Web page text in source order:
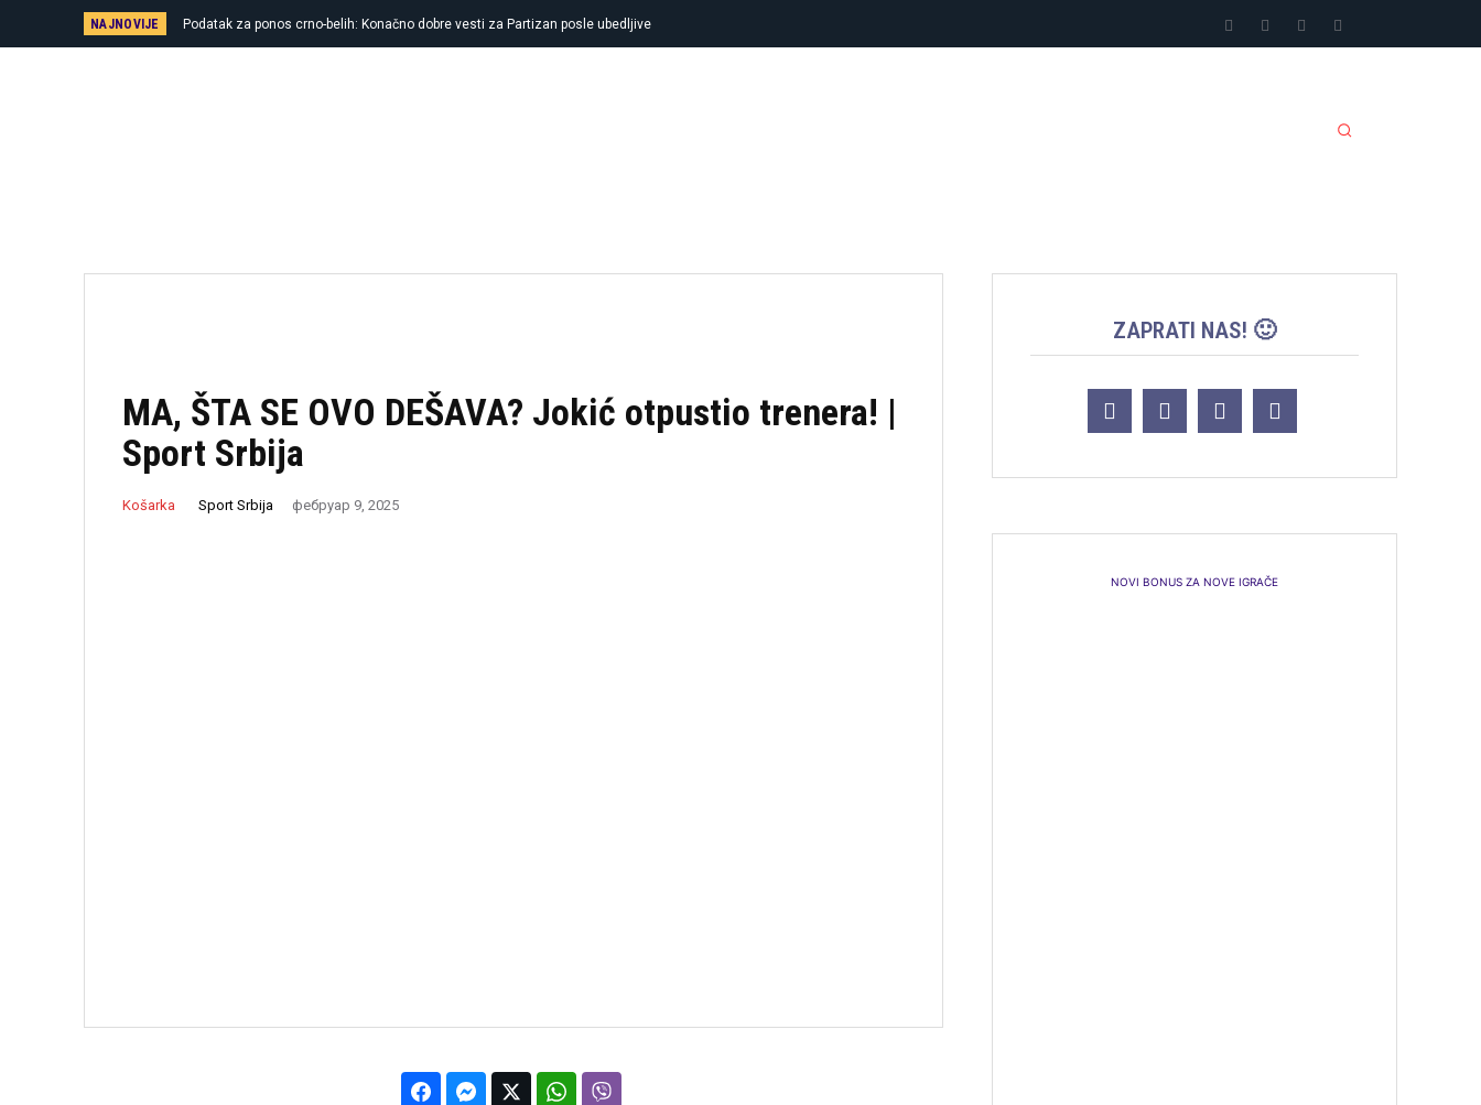
NAJNOVIJE
Podatak za ponos crno-belih: Konačno dobre vesti za Partizan posle ubedljive
pobede
MA, ŠTA SE OVO DEŠAVA? Jokić otpustio trenera! |
Sport Srbija
Košarka Sport Srbija фебруар 9, 2025
ZAPRATI NAS! 🙂
NOVI BONUS ZA NOVE IGRAČE